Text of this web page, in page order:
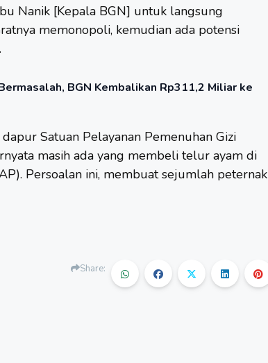
Nanik [Kepala BGN] untuk langsung
memonopoli, kemudian ada potensi
BGN Kembalikan Rp311,2 Miliar ke
Satuan Pelayanan Pemenuhan Gizi
masih ada yang membeli telur ayam di
Persoalan ini, membuat sejumlah peternak
Share: